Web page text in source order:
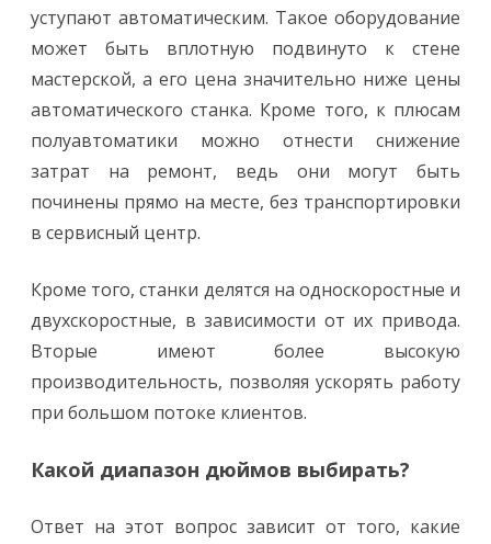
уступают автоматическим. Такое оборудование
может быть вплотную подвинуто к стене
мастерской, а его цена значительно ниже цены
автоматического станка. Кроме того, к плюсам
полуавтоматики можно отнести снижение
затрат на ремонт, ведь они могут быть
починены прямо на месте, без транспортировки
в сервисный центр.
Кроме того, станки делятся на односкоростные и
двухскоростные, в зависимости от их привода.
Вторые имеют более высокую
производительность, позволяя ускорять работу
при большом потоке клиентов.
Какой диапазон дюймов выбирать?
Ответ на этот вопрос зависит от того, какие